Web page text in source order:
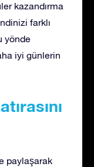
kazandırma
farklı
yönde
iyi günlerin
paylaşarak